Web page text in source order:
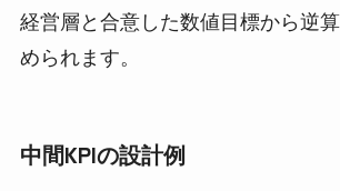
経営層と合意した数値目標から逆
められます。
中間KPIの設計例